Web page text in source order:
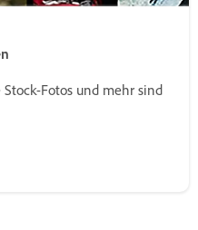
Fotos und mehr sind